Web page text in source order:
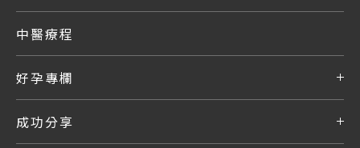
中醫療程
好孕專欄
成功分享